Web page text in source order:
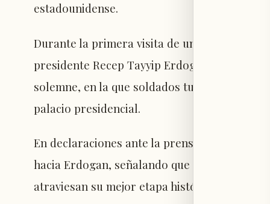
estadounidense.
Durante la primera visita de un mandatario
presidente Recep Tayyip Erdogan recibió a
solemne, en la que soldados turcos a
palacio presidencial.
En declaraciones ante la prensa en el
hacia Erdogan, señalando que siente una
atraviesan su mejor etapa histórica.